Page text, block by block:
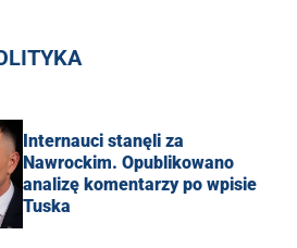
Internauci stanęli za
Nawrockim. Opublikowano
analizę komentarzy po wpisie
Tuska